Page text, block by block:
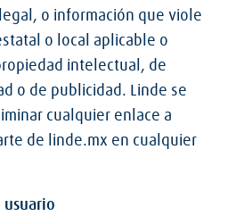
o información que viole
o local aplicable o
intelectual, de
o de publicidad. Linde se
cualquier enlace a
de linde.mx en cualquier